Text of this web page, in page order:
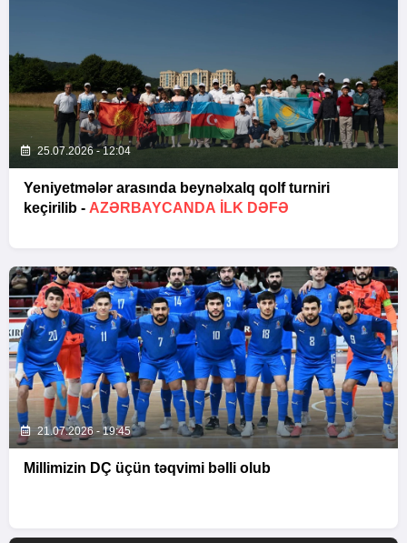
25.07.2026 - 12:04
Yeniyetmələr arasında beynəlxalq qolf turniri
keçirilib - AZƏRBAYCANDA ILK DƏFƏ
21.07.2026 - 19:45
Millimizin DÇ üçün təqvimi bəlli olub